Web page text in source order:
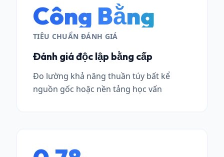
Công Bằng
TIÊU CHUẨN ĐÁNH GIÁ
Đánh giá độc lập bằng cấp
Đo lường khả năng thuần túy bất kể
nguồn gốc hoặc nền tảng học vấn